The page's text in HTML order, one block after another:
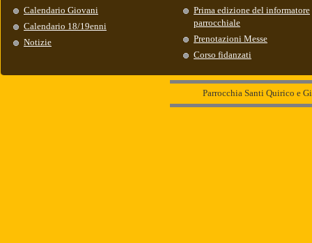
Calendario Giovani
Calendario 18/19enni
Notizie
Prima edizione del informatore
parrocchiale
Prenotazioni Messe
Corso fidanzati
Parrocchia Santi Quirico e